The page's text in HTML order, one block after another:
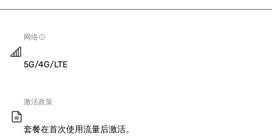
网络
5G/4G/LTE
激活政策
套餐在首次使用流量后激活。